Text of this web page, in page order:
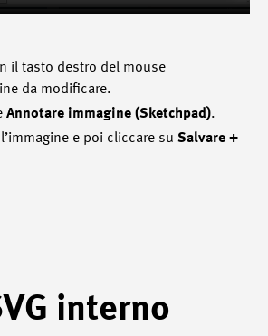
il tasto destro del mouse
da modificare.
Annotare immagine (Sketchpad).
e poi cliccare su Salvare +
interno